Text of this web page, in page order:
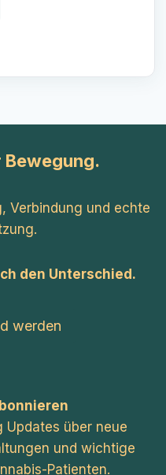
Bewegung.
Verbindung und echte
den Unterschied.
werden
Updates über neue
und wichtige
Patienten.